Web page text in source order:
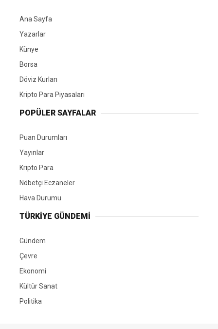
Ana Sayfa
Yazarlar
Künye
Borsa
Döviz Kurları
Kripto Para Piyasaları
POPÜLER SAYFALAR
Puan Durumları
Yayınlar
Kripto Para
Nöbetçi Eczaneler
Hava Durumu
TÜRKIYE GÜNDEMI
Gündem
Çevre
Ekonomi
Kültür Sanat
Politika